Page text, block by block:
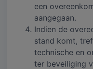
een
aangegaan.
Indien de
stand komt,
technische en
ter beveiliging